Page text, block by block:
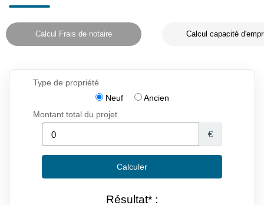
Calcul Frais de notaire Calcul capacité